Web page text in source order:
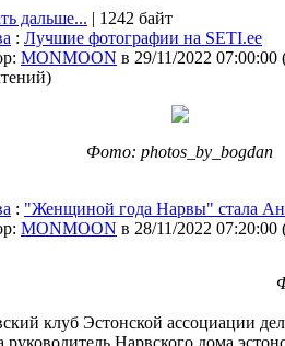
дальше... | 1242 байт
: Лучшие фотографии на SETI.ee
MONMOON в 29/11/2022 07:00:00
)
Фото: photos_by_bogdan
: "Женщиной года Нарвы" стала
MONMOON в 28/11/2022 07:20:00
клуб Эстонской ассоциации
руководитель Нарвского дома